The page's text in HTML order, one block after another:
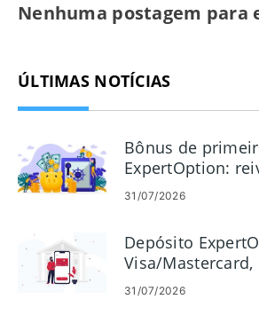
Nenhuma postagem para
ÚLTIMAS NOTÍCIAS
Bônus de
ExpertOption:
120% em seu
31/07/2026
Depósito
Visa/Mastercard,
pagamentos
criptografia
31/07/2026